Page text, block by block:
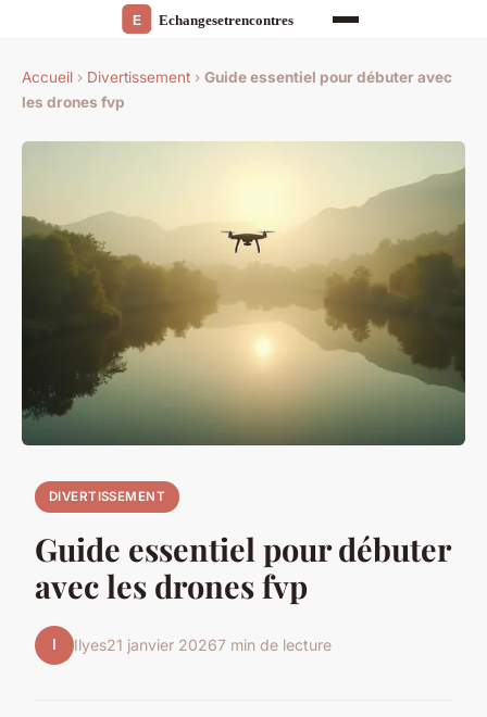
Accueil › Divertissement › Guide essentiel pour débuter avec
les drones fvp
DIVERTISSEMENT
Guide essentiel pour débuter
avec les drones fvp
I Ilyes21 janvier 20267 min de lecture